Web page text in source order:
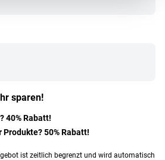
sparen!
40% Rabatt!
Produkte? 50% Rabatt!
ist zeitlich begrenzt und wird automatisch